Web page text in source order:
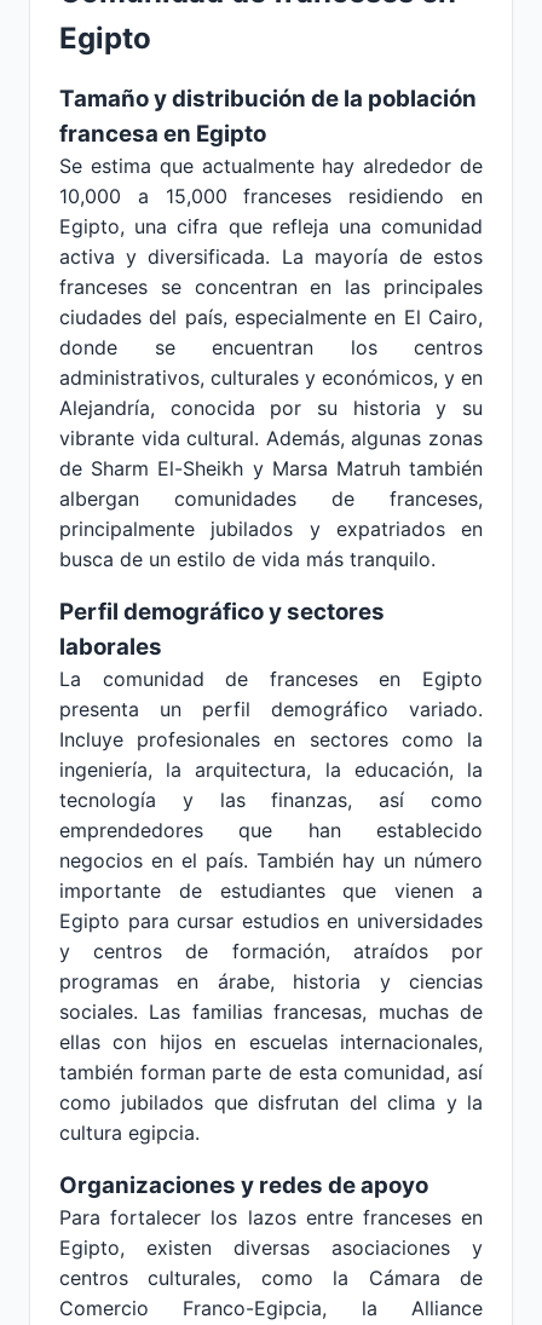
Egipto
Tamaño y distribución de la población
francesa en Egipto
Se estima que actualmente hay alrededor de
10,000 a 15,000 franceses residiendo en
Egipto, una cifra que refleja una comunidad
activa y diversificada. La mayoría de estos
franceses se concentran en las principales
ciudades del país, especialmente en El Cairo,
donde se encuentran los centros
administrativos, culturales y económicos, y en
Alejandría, conocida por su historia y su
vibrante vida cultural. Además, algunas zonas
de Sharm El-Sheikh y Marsa Matruh también
albergan comunidades de franceses,
principalmente jubilados y expatriados en
busca de un estilo de vida más tranquilo.
Perfil demográfico y sectores
laborales
La comunidad de franceses en Egipto
presenta un perfil demográfico variado.
Incluye profesionales en sectores como la
ingeniería, la arquitectura, la educación, la
tecnología y las finanzas, así como
emprendedores que han establecido
negocios en el país. También hay un número
importante de estudiantes que vienen a
Egipto para cursar estudios en universidades
y centros de formación, atraídos por
programas en árabe, historia y ciencias
sociales. Las familias francesas, muchas de
ellas con hijos en escuelas internacionales,
también forman parte de esta comunidad, así
como jubilados que disfrutan del clima y la
cultura egipcia.
Organizaciones y redes de apoyo
Para fortalecer los lazos entre franceses en
Egipto, existen diversas asociaciones y
centros culturales, como la Cámara de
Comercio Franco-Egipcia, la Alliance